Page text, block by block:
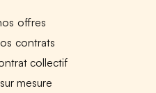
offres
contrats
collectif
mesure